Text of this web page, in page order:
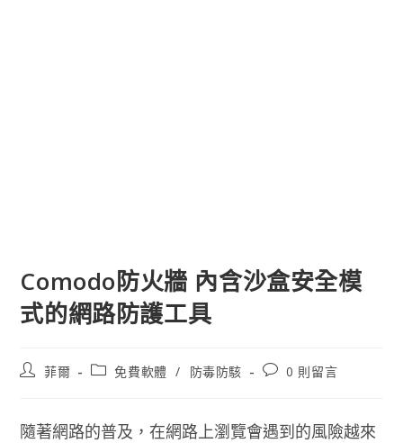
Comodo防火牆 內含沙盒安全模
式的網路防護工具
文
者:
菲爾
文
別:
免費軟體 / 防毒防駭
文
論：
0 則留言
隨著網路的普及，在網路上瀏覽會遇到的風險越來